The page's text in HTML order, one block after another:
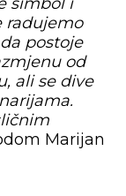
radujemo
postoje
od
ali se dive
Marijan